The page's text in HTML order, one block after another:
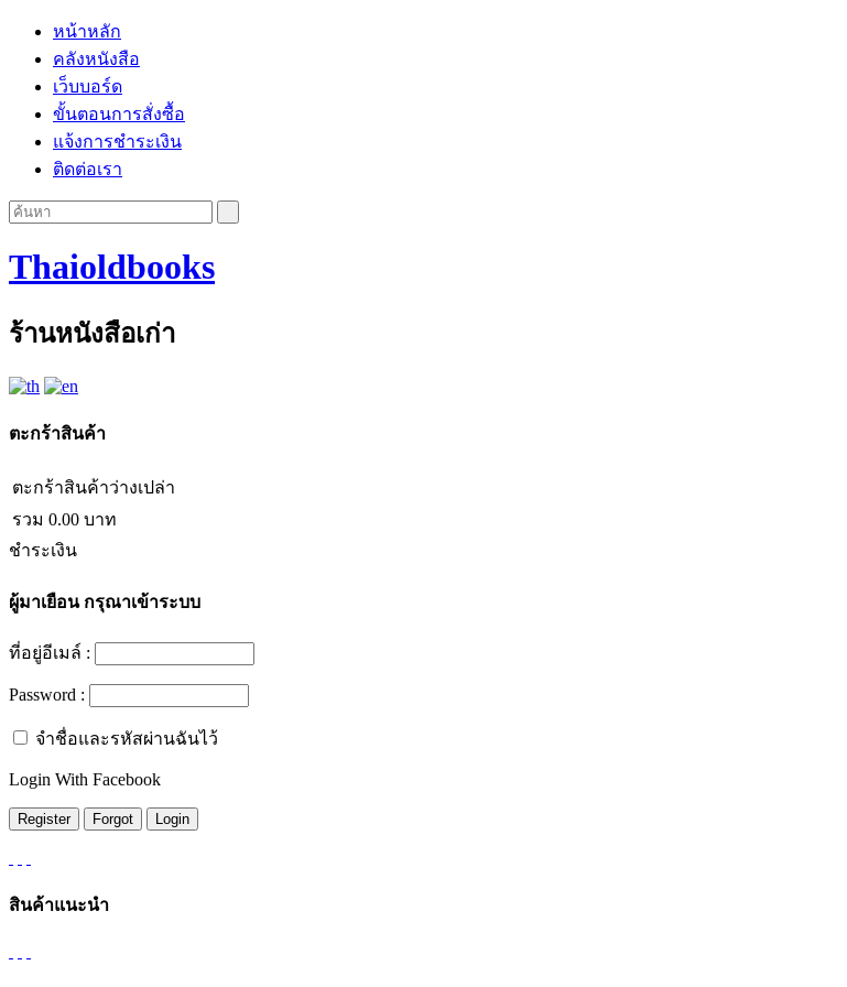
หน้าหลัก
คลังหนังสือ
เว็บบอร์ด
ขั้นตอนการสั่งซื้อ
แจ้งการชำระเงิน
ติดต่อเรา
Thaioldbooks
ร้านหนังสือเก่า
ตะกร้าสินค้า
ตะกร้าสินค้าว่างเปล่า
รวม 0.00 บาท
ชำระเงิน
ผู้มาเยือนกรุณาเข้าระบบ
ที่อยู่อีเมล์ :
Password :
จำชื่อและรหัสผ่านฉันไว้
Login With Facebook
สินค้าแนะนำ